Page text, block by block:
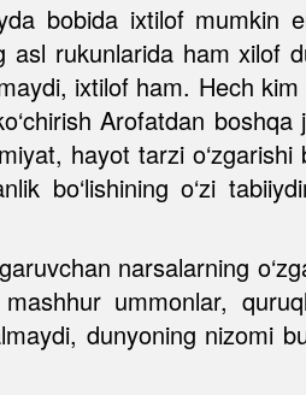
bobida ixtilof mumkin
asl rukunlarida ham xilof
ixtilof ham. Hech kim
Arofatdan boshqa
hayot tarzi o‘zgarishi
bo‘lishining o‘zi
narsalarning
ummonlar,
dunyoning nizomi